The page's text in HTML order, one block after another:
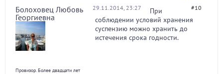
Болоховец Любовь
Георгиевна
Провизор. Более двадцати лет
29.11.2014, 23:27 #10
При
соблюдении условий хранения
суспензию можно хранить до
истечения срока годности.